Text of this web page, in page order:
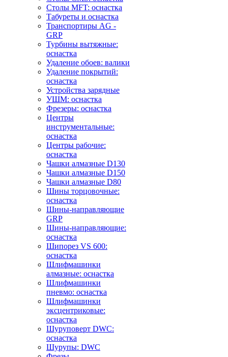
Столы MFT: оснастка
Табуреты и оснастка
Транспортиры AG -
GRP
Турбины вытяжные:
оснастка
Удаление обоев: валики
Удаление покрытий:
оснастка
Устройства зарядные
УШМ: оснастка
Фрезеры: оснастка
Центры
инструментальные:
оснастка
Центры рабочие:
оснастка
Чашки алмазные D130
Чашки алмазные D150
Чашки алмазные D80
Шины торцовочные:
оснастка
Шины-направляющие
GRP
Шины-направляющие:
оснастка
Шипорез VS 600:
оснастка
Шлифмашинки
алмазные: оснастка
Шлифмашинки
пневмо: оснастка
Шлифмашинки
эксцентриковые:
оснастка
Шуруповерт DWC:
оснастка
Шурупы: DWC